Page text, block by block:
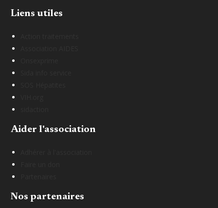
Liens utiles
Aider l'association
Nos partenaires